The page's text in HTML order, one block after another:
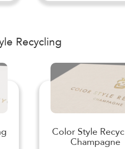
Recycling
Color Style
Champagne